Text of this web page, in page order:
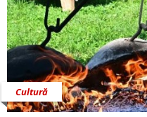
Cultură